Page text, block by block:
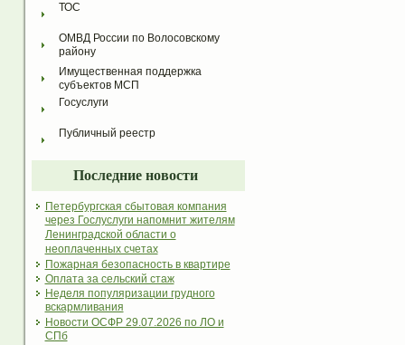
ТОС
ОМВД России по Волосовскому
району
Имущественная поддержка
субъектов МСП
Госуслуги
Публичный реестр
Последние новости
Петербургская сбытовая компания
через Гослуслуги напомнит жителям
Ленинградской области о
неоплаченных счетах
Пожарная безопасность в квартире
Оплата за сельский стаж
Неделя популяризации грудного
вскармливания
Новости ОСФР 29.07.2026 по ЛО и
СПб